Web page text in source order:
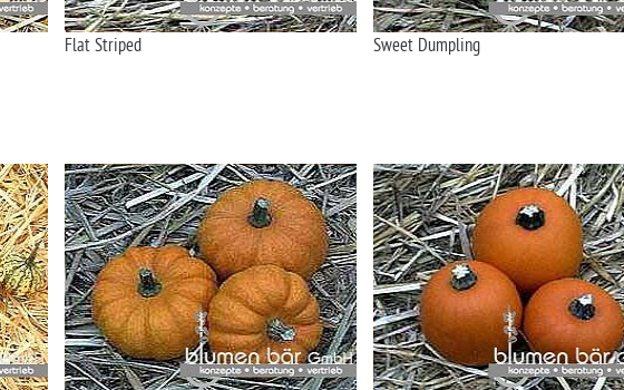
Flat Striped Sweet Dumpling